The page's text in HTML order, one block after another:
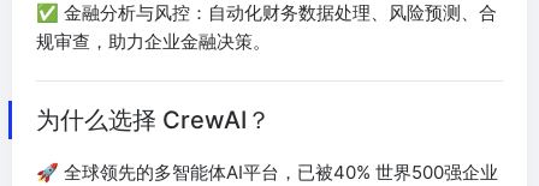
✅ 金融分析与风控：自动化财务数据处理、风险预测、合
规审查，助力企业金融决策。
为什么选择 CrewAI？
🚀 全球领先的多智能体AI平台，已被40% 世界500强企业